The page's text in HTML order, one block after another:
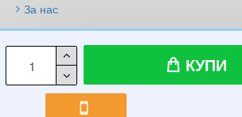
КУПИ
За нас
© 2009-2026, Климатици.бг, Всички